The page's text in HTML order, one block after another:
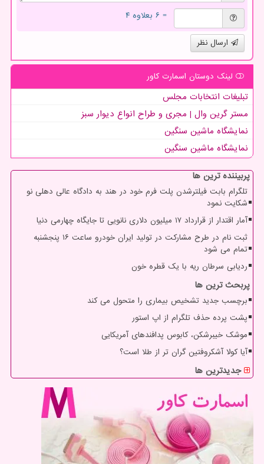
= ۶ بعلاوه ۴
ارسال نظر
لینک دوستان اسمارت كاور
تبلیغات انتخابات مجلس
مستر گرین وال | مجری و طراح انواع دیوار سبز
نمایشگاه ماشین سنگین
نمایشگاه ماشین سنگین
پربیننده ترین ها
تلگرام بابت فیلترشدن پلت فرم خود در هند به دادگاه عالی دهلی نو
شکایت نمود
آمار اقتدار از قرارداد ۱۷ میلیون دلاری نانویی تا جایگاه چهارمی دنیا
ثبت نام در طرح مشارکت در تولید ایران خودرو ساعت ۱۶ پنجشنبه
تمام می شود
ردیابی سرطان ریه با یک قطره خون
پربحث ترین ها
برچسب جدید تشخیص بیماری را متحول می کند
پشت پرده حذف تلگرام از اپ استور
موشک خیبرشکن، کابوس پدافندهای آمریکایی
آیا کولا آشکروفتین گران تر از طلا است؟
جدیدترین ها